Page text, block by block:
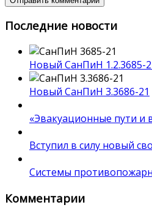
Последние новости
Новый СанПиН 1.2.3685-
Новый СанПиН 3.3686-21
«Эвакуационные пути и
Вступил в силу новый
Системы
Комментарии